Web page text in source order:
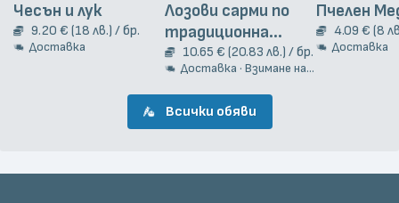
Чесън и лук
9.20 € (18 лв.) / бр.
Доставка
Лозови сарми по
традиционна
гръцка рецепта
2кг.
10.65 € (20.83 лв.) / бр.
Доставка · Взимане на място
Пчелен
4.09 € (8
Доставка
Всички обяви